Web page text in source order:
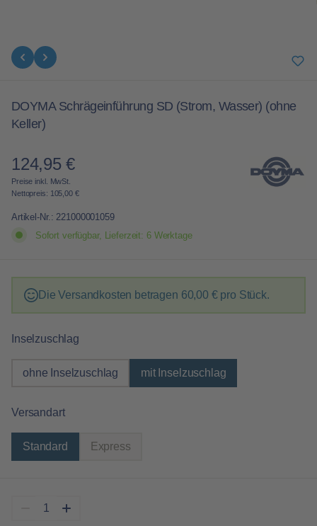
DOYMA Schrägeinführung SD (Strom, Wasser) (ohne
Keller)
Regulärer Preis:
124,95 €
Preise inkl. MwSt.
Nettopreis: 105,00 €
Artikel-Nr.:221000001059
Sofort verfügbar, Lieferzeit: 6 Werktage
Die Versandkosten betragen 60,00 € pro Stück.
Inselzuschlagauswählen
ohne Inselzuschlag mit Inselzuschlag
Versandartauswählen
Standard Express